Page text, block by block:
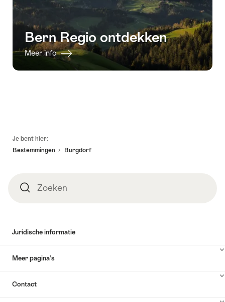
Bern Regio ontdekken
Meer info
Je bent hier:
Bestemmingen
Burgdorf
ZoekenZoeken
Juridische informatie
Meer pagina’s
Contact